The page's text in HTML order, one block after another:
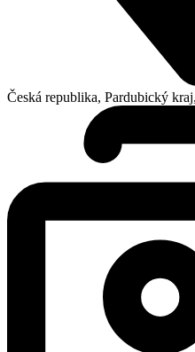
Česká republika, Pardubický